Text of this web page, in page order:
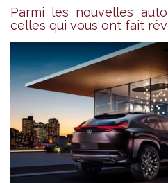
Parmi les nouvelles
celles qui vous ont fait